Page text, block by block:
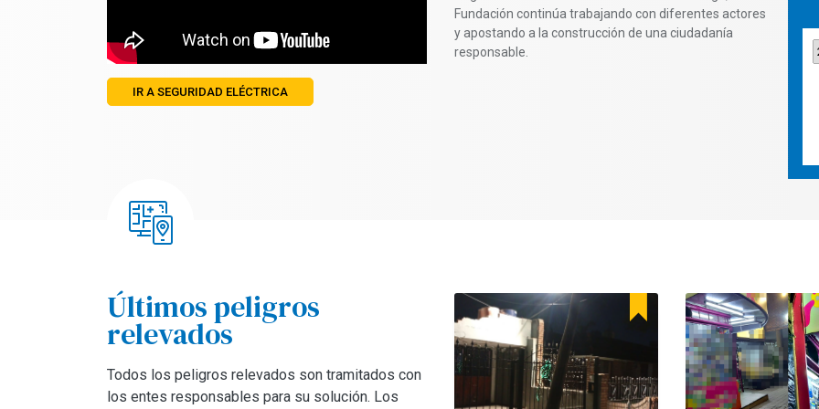
IR A SEGURIDAD ELÉCTRICA
Fundación continúa trabajando con diferentes actores
y apostando a la construcción de una ciudadanía
responsable.
Últimos peligros
relevados
Todos los peligros relevados son tramitados con
los entes responsables para su solución. Los